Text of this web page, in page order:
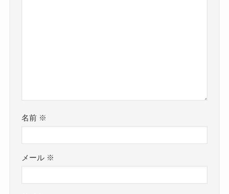
名前 ※
メール ※